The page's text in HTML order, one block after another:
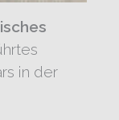
in der